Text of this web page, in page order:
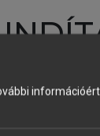
vagy
vagy
vagy hozz